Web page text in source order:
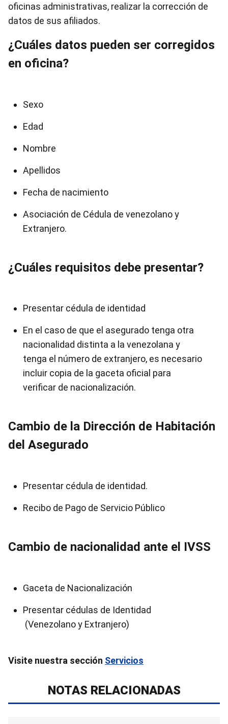
oficinas administrativas, realizar la corrección de
datos de sus afiliados.
¿Cuáles datos pueden ser corregidos
en oficina?
Sexo
Edad
Nombre
Apellidos
Fecha de nacimiento
Asociación de Cédula de venezolano y
Extranjero.
¿Cuáles requisitos debe presentar?
Presentar cédula de identidad
En el caso de que el asegurado tenga otra
nacionalidad distinta a la venezolana y
tenga el número de extranjero, es necesario
incluir copia de la gaceta oficial para
verificar de nacionalización.
Cambio de la Dirección de Habitación
del Asegurado
Presentar cédula de identidad.
Recibo de Pago de Servicio Público
Cambio de nacionalidad ante el IVSS
Gaceta de Nacionalización
Presentar cédulas de Identidad
(Venezolano y Extranjero)
Visite nuestra sección Servicios
NOTAS RELACIONADAS